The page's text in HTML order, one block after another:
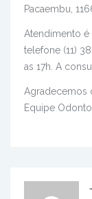
Pacaembu,
Atendimento é
telefone (11)
as 17h. A
Agradecemos
Equipe